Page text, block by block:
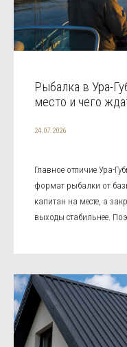
Рыбалка в Ура-
место и чего
24.07.2026
Главное отличие Ура-
формат рыбалки от
капитан на месте, а
выходы стабильнее.